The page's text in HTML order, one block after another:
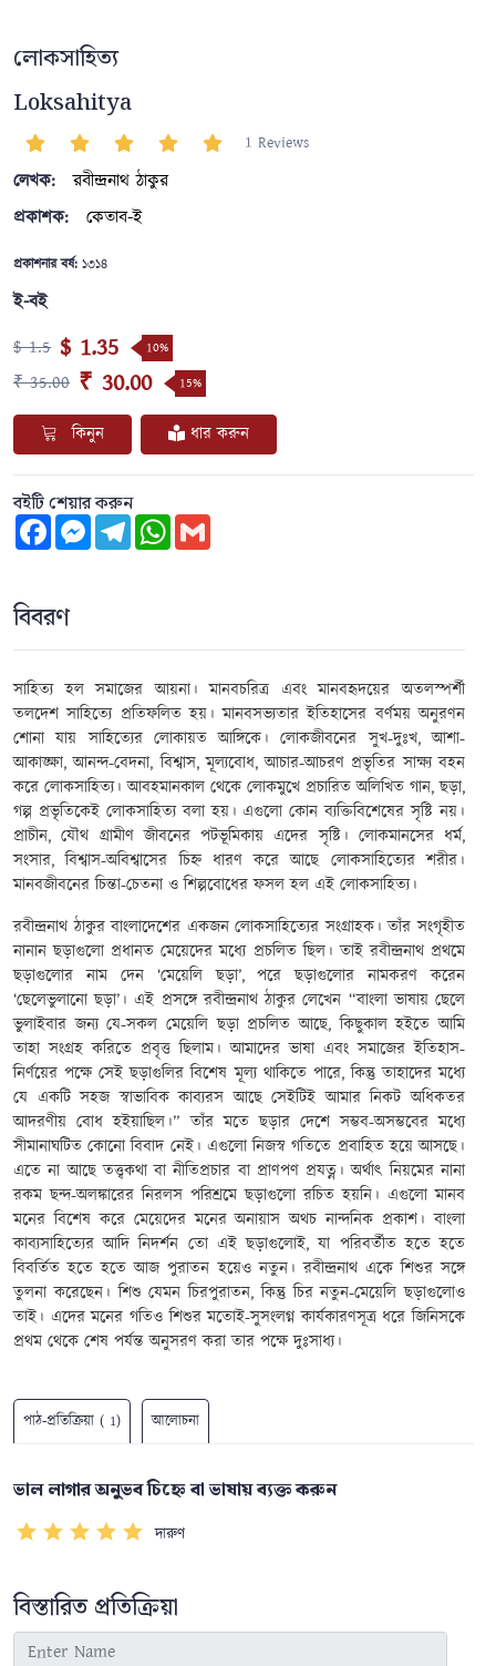
লোকসাহিত্য
Loksahitya
1 Reviews
লেখক:
রবীন্দ্রনাথ ঠাকুর
প্রকাশক:
কেতাব-ই
প্রকাশনার বর্ষ: ১৩১৪
ই-বই
$ 1.5 $ 1.35 10%
₹ 35.00 ₹ 30.00 15%
কিনুন ধার করুন
বইটি শেয়ার করুন
FacebookMessengerTelegramWhatsApp
বিবরণ
সাহিত্য হল সমাজের আয়না। মানবচরিত্র এবং মানবহৃদয়ের অতলস্পর্শী
তলদেশ সাহিত্যে প্রতিফলিত হয়। মানবসভ্যতার ইতিহাসের বর্ণময় অনুরণন
শোনা যায় সাহিত্যের লোকায়ত আঙ্গিকে। লোকজীবনের সুখ-দুঃখ, আশা-
আকাঙ্ক্ষা, আনন্দ-বেদনা, বিশ্বাস, মূল্যবোধ, আচার-আচরণ প্রভৃতির সাক্ষ্য বহন
করে লোকসাহিত্য। আবহমানকাল থেকে লোকমুখে প্রচারিত অলিখিত গান, ছড়া,
গল্প প্রভৃতিকেই লোকসাহিত্য বলা হয়। এগুলো কোন ব্যক্তিবিশেষের সৃষ্টি নয়।
প্রাচীন, যৌথ গ্রামীণ জীবনের পটভূমিকায় এদের সৃষ্টি। লোকমানসের ধর্ম,
সংসার, বিশ্বাস-অবিশ্বাসের চিহ্ন ধারণ করে আছে লোকসাহিত্যের শরীর।
মানবজীবনের চিন্তা-চেতনা ও শিল্পবোধের ফসল হল এই লোকসাহিত্য।
রবীন্দ্রনাথ ঠাকুর বাংলাদেশের একজন লোকসাহিত্যের সংগ্রাহক। তাঁর সংগৃহীত
নানান ছড়াগুলো প্রধানত মেয়েদের মধ্যে প্রচলিত ছিল। তাই রবীন্দ্রনাথ প্রথমে
ছড়াগুলোর নাম দেন ‘মেয়েলি ছড়া’, পরে ছড়াগুলোর নামকরণ করেন
‘ছেলেভুলানো ছড়া’। এই প্রসঙ্গে রবীন্দ্রনাথ ঠাকুর লেখেন “বাংলা ভাষায় ছেলে
ভুলাইবার জন্য যে-সকল মেয়েলি ছড়া প্রচলিত আছে, কিছুকাল হইতে আমি
তাহা সংগ্রহ করিতে প্রবৃত্ত ছিলাম। আমাদের ভাষা এবং সমাজের ইতিহাস-
নির্ণয়ের পক্ষে সেই ছড়াগুলির বিশেষ মূল্য থাকিতে পারে, কিন্তু তাহাদের মধ্যে
যে একটি সহজ স্বাভাবিক কাব্যরস আছে সেইটিই আমার নিকট অধিকতর
আদরণীয় বোধ হইয়াছিল।” তাঁর মতে ছড়ার দেশে সম্ভব-অসম্ভবের মধ্যে
সীমানাঘটিত কোনো বিবাদ নেই। এগুলো নিজস্ব গতিতে প্রবাহিত হয়ে আসছে।
এতে না আছে তত্ত্বকথা বা নীতিপ্রচার বা প্রাণপণ প্রযত্ন। অর্থাৎ নিয়মের নানা
রকম ছন্দ-অলঙ্কারের নিরলস পরিশ্রমে ছড়াগুলো রচিত হয়নি। এগুলো মানব
মনের বিশেষ করে মেয়েদের মনের অনায়াস অথচ নান্দনিক প্রকাশ। বাংলা
কাব্যসাহিত্যের আদি নিদর্শন তো এই ছড়াগুলোই, যা পরিবর্তীত হতে হতে
বিবর্তিত হতে হতে আজ পুরাতন হয়েও নতুন। রবীন্দ্রনাথ একে শিশুর সঙ্গে
তুলনা করেছেন। শিশু যেমন চিরপুরাতন, কিন্তু চির নতুন-মেয়েলি ছড়াগুলোও
তাই। এদের মনের গতিও শিশুর মতোই-সুসংলগ্ন কার্যকারণসূত্র ধরে জিনিসকে
প্রথম থেকে শেষ পর্যন্ত অনুসরণ করা তার পক্ষে দুঃসাধ্য।
পাঠ-প্রতিক্রিয়া ( 1) আলোচনা
ভাল লাগার অনুভব চিহ্নে বা ভাষায় ব্যক্ত করুন
দারুণ
বিস্তারিত প্রতিক্রিয়া